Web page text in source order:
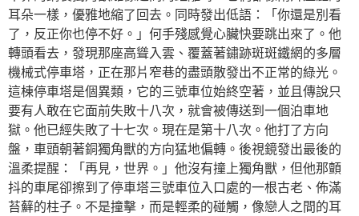
耳朵一樣，優雅地縮了回去。同時發出低語：「你還是別看
了，反正你也停不好。」何手殘感覺心臟快要跳出來了。他
轉頭看去，發現那座高聳入雲、覆蓋著鏽跡斑斑鐵網的多層
機械式停車塔，正在那片窄巷的盡頭散發出不正常的綠光。
這棟停車塔是個異類，它的三號車位始終空著，並且傳說只
要有人敢在它面前失敗十八次，就會被傳送到一個泊車地
獄。他已經失敗了十七次。現在是第十八次。他打了方向
盤，車頭朝著銅獨角獸的方向猛地偏轉。後視鏡發出最後的
溫柔提醒：「再見，世界。」他沒有撞上獨角獸，但他那顫
抖的車尾卻擦到了停車塔三號車位入口處的一根古老、佈滿
苔蘚的柱子。不是撞擊，而是輕柔的碰觸，像戀人之間的耳